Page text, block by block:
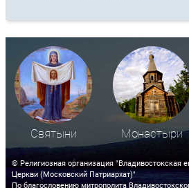
Святыни Монастыри
© Религиозная организация "Владивостокская
Церкви (Московский Патриархат)"
По благословению митрополита